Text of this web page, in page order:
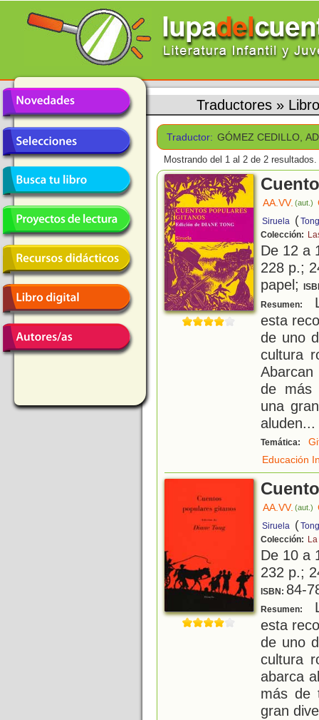
Traductores »
Traductor: GÓMEZ CEDILLO,
Mostrando del 1 al 2 de 2 resultados.
AA.VV. (aut.)
Siruela (
Colección:
De 12 a
228 p.;
papel;
Resumen:
esta
de uno
cultura
de más
una
aluden...
Temática:
Educación
AA.VV. (aut.)
Siruela (
Colección:
De 10 a
232 p.;
ISBN: 84-
Resumen:
esta
de uno
cultura
abarca
más de
gran